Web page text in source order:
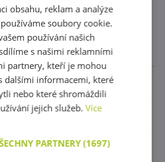
Do košíku
Skladem 0 ks
obsahu, reklam a analýze
soubory cookie.
používání našich
s našimi reklamními
partnery, kteří je mohou
dalšími informacemi, které
nebo které shromáždili
jejich služeb.Více
PARTNERY(1697)